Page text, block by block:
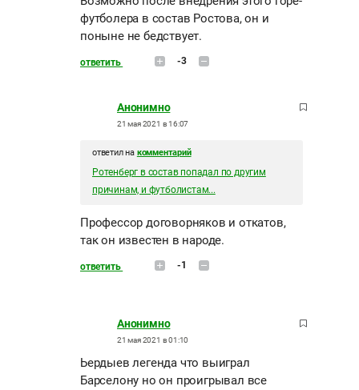
футболера в состав Ростова, он и
поныне не бедствует.
ответить -3
Анонимно
21 мая 2021 в 16:07
ответил на комментарий
Ротенберг в состав попадал по другим
причинам, и футболистам...
Профессор договорняков и откатов,
так он известен в народе.
ответить -1
Анонимно
21 мая 2021 в 01:10
Ьердыев легенда что выиграл
Барселону но он проигрывал все